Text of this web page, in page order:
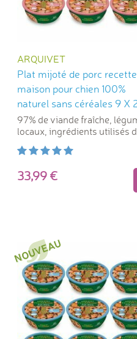
ARQUIVET
Plat mijoté de porc recette
maison pour chien 100%
naturel sans céréales 9 X
g Arquivet
97% de viande fraîche,
locaux, ingrédients utilisés
l'alimentation humaine
33,99